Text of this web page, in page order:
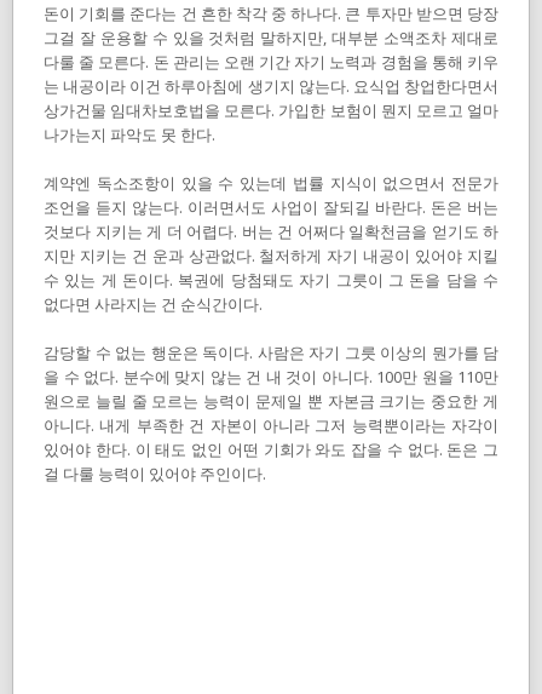
돈이 기회를 준다는 건 흔한 착각 중 하나다. 큰 투자만 받으면 당장
그걸 잘 운용할 수 있을 것처럼 말하지만, 대부분 소액조차 제대로
다룰 줄 모른다. 돈 관리는 오랜 기간 자기 노력과 경험을 통해 키우
는 내공이라 이건 하루아침에 생기지 않는다. 요식업 창업한다면서
상가건물 임대차보호법을 모른다. 가입한 보험이 뭔지 모르고 얼마
나가는지 파악도 못 한다.
계약엔 독소조항이 있을 수 있는데 법률 지식이 없으면서 전문가
조언을 듣지 않는다. 이러면서도 사업이 잘되길 바란다. 돈은 버는
것보다 지키는 게 더 어렵다. 버는 건 어쩌다 일확천금을 얻기도 하
지만 지키는 건 운과 상관없다. 철저하게 자기 내공이 있어야 지킬
수 있는 게 돈이다. 복권에 당첨돼도 자기 그릇이 그 돈을 담을 수
없다면 사라지는 건 순식간이다.
감당할 수 없는 행운은 독이다. 사람은 자기 그릇 이상의 뭔가를 담
을 수 없다. 분수에 맞지 않는 건 내 것이 아니다. 100만 원을 110만
원으로 늘릴 줄 모르는 능력이 문제일 뿐 자본금 크기는 중요한 게
아니다. 내게 부족한 건 자본이 아니라 그저 능력뿐이라는 자각이
있어야 한다. 이 태도 없인 어떤 기회가 와도 잡을 수 없다. 돈은 그
걸 다룰 능력이 있어야 주인이다.